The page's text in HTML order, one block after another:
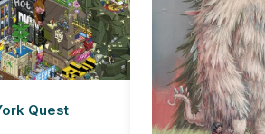
Quest